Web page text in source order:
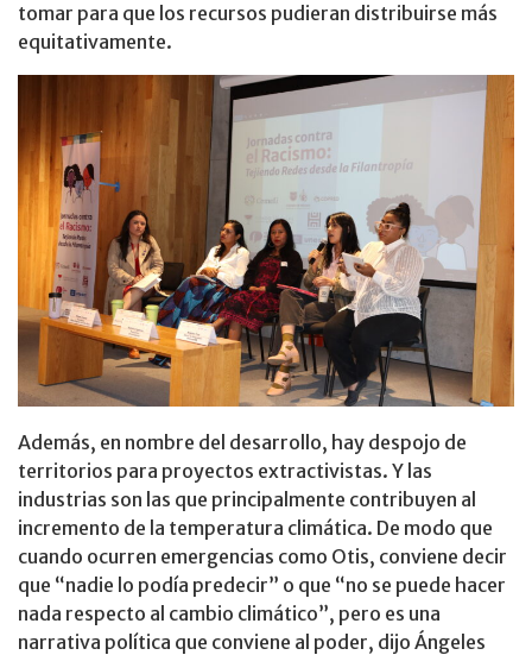
tomar para que los recursos pudieran distribuirse más
equitativamente.
Además, en nombre del desarrollo, hay despojo de
territorios para proyectos extractivistas. Y las
industrias son las que principalmente contribuyen al
incremento de la temperatura climática. De modo que
cuando ocurren emergencias como Otis, conviene decir
que “nadie lo podía predecir” o que “no se puede hacer
nada respecto al cambio climático”, pero es una
narrativa política que conviene al poder, dijo Ángeles